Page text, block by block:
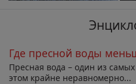
Где пресной воды
Пресная вода – один из
этом крайне неравномерно...